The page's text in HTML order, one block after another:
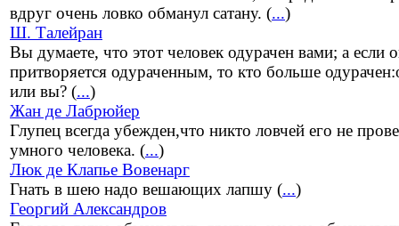
вдруг очень ловко обманул сатану. (...)
Ш. Талейран
Вы думаете, что этот человек одурачен вами; а если
притворяется одураченным, то кто больше
или вы? (...)
Жан де Лабрюйер
Глупец всегда убежден,что никто ловчей его не
умного человека. (...)
Люк де Клапье Вовенарг
Гнать в шею надо вешающих лапшу (...)
Георгий Александров